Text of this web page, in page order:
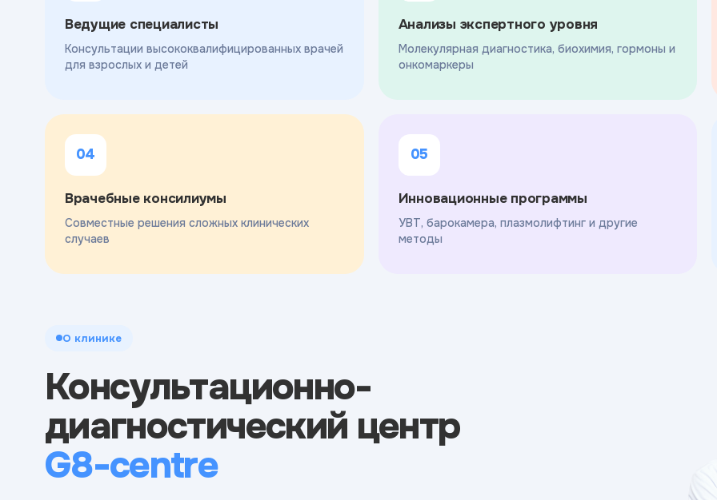
Ведущие специалисты
Консультации высококвалифицированных врачей
для взрослых и детей
Анализы экспертного уровня
Молекулярная диагностика, биохимия, гормоны и
онкомаркеры
04
Врачебные консилиумы
Совместные решения сложных клинических
случаев
05
Инновационные программы
УВТ, барокамера, плазмолифтинг и другие
методы
О клинике
Консультационно-
диагностический центр
G8-centre